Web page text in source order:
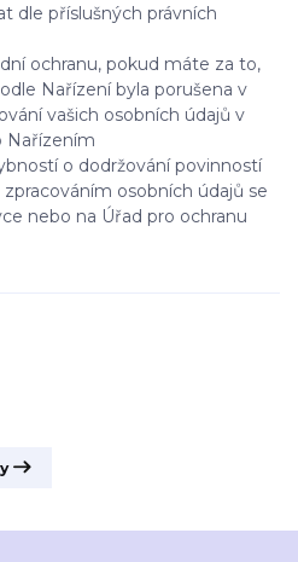
dle příslušných právních
ochranu, pokud máte za to,
Nařízení byla porušena v
vašich osobních údajů v
Nařízením
o dodržování povinností
zpracováním osobních údajů se
nebo na Úřad pro ochranu